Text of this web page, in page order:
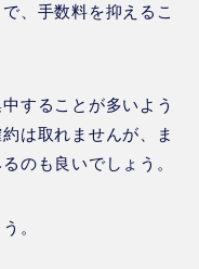
、手数料を抑えるこ
することが多いよう
は取れませんが、ま
のも良いでしょう。
。